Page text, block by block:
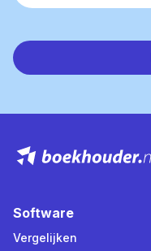
Software
Vergelijken